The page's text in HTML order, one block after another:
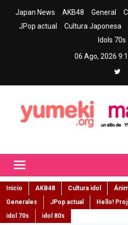
Japan News AKB48 General
JPop actual
Cultura Japonesa
Idols 70s
06 Ago, 2026
Inicio AKB48 Cultura idol
Generales
JPop actual Hello!
idol 70s
idol 80s